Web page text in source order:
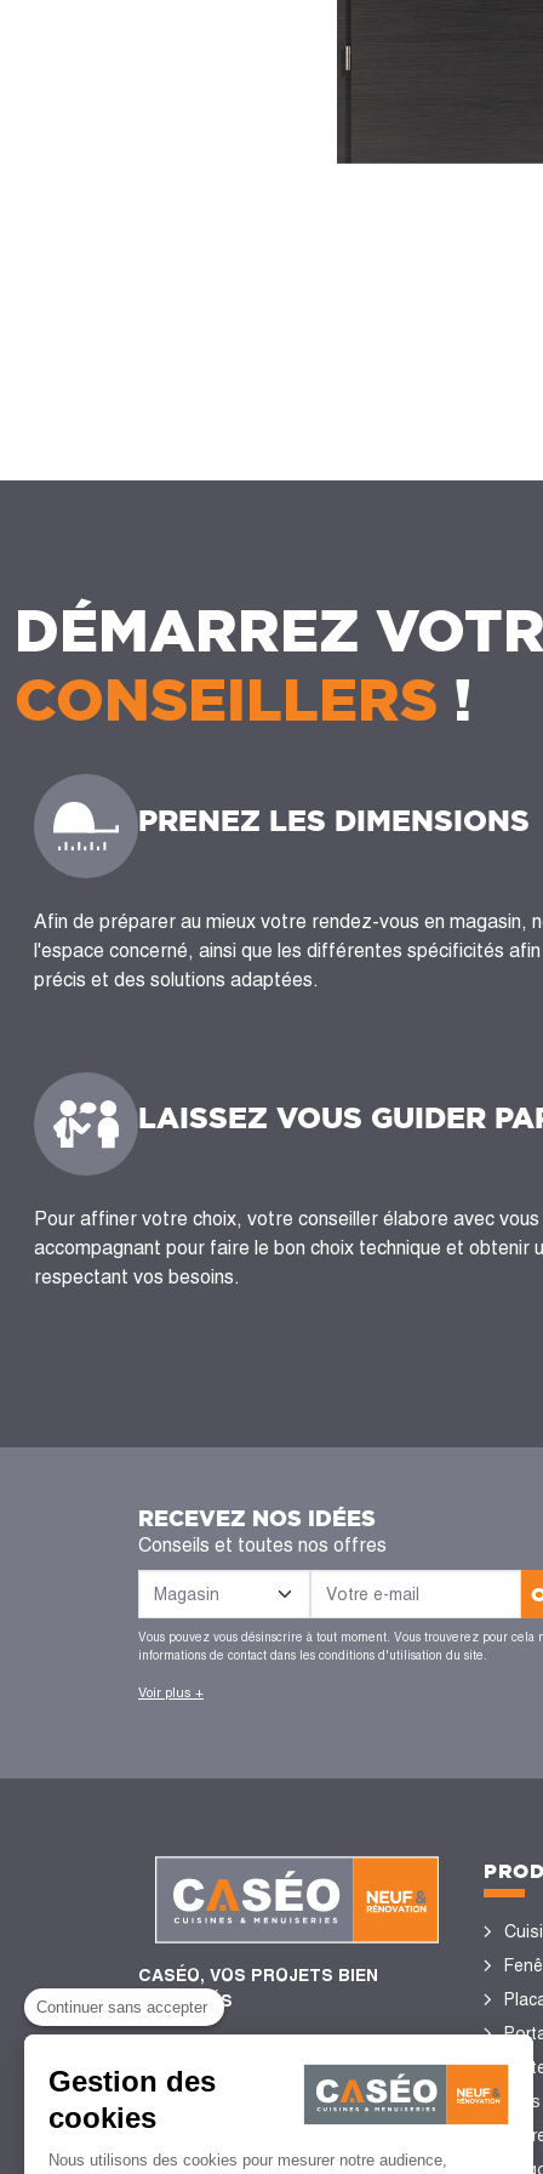
Continuer sans accepter
Gestion des
cookies
Nous utilisons des cookies pour mesurer notre audience,
DÉMARREZ
CONSEILLERS !
PRENEZ LES DIMENSIONS
Afin de préparer au mieux votre rendez-vous en magasin,
l'espace concerné, ainsi que les différentes spécificités
précis et des solutions adaptées.
LAISSEZ VOUS GUIDER
Pour affiner votre choix, votre conseiller élabore avec
accompagnant pour faire le bon choix technique et obtenir
respectant vos besoins.
RECEVEZ NOS IDÉES
Conseils et toutes nos offres
Vous pouvez vous désinscrire à tout moment. Vous trouverez pour cela
informations de contact dans les conditions d'utilisation du site.
Voir plus +
CASÉO, VOS PROJETS BIEN
ENCADRÉS
4,4/5
de satisfaction client
2 755 Avis certifiés Guest